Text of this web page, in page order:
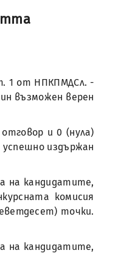
1 от НПКПМДСл. -
възможен верен
и 0 (нула)
издържан
на кандидатите,
комисия
точки.
на кандидатите,